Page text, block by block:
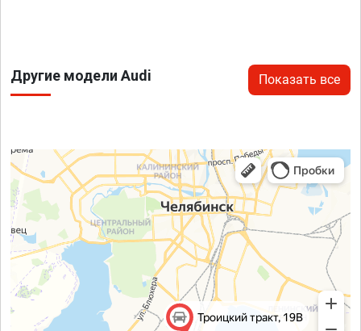
Другие модели Audi Показать все